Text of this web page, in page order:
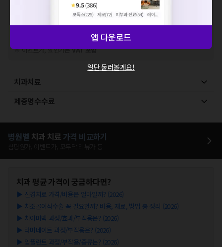
비급여 항목의 경우,추가비용 등으로 실제 가격과 상이할 수 있으니, 정확
한 가격은 해당 의료기관에 직접 문의해주세요.
※급여 항목의 경우,건강보험심사평가원에 고지되어 있는 급여 진료 기준 가
격입니다. (진료와 연관된 복합적인 비용이 추가되어, 병원마다 금액이 다르게
산정될 수 있는 점 참고 바랍니다.)
※ 이벤트가, 할인가는VAT 포함
치과치료
제증명수수료
병원별 치과 치료 가격 비교하기
치과 평균 가격이 궁금하다면?
▶ 신경치료 가격/비용은 얼마일까? (2026)
▶ 치조골이식수술 꼭 필요할까? 비용, 재료, 방법 총 정리 (2026)
▶ 치아미백 과정/효과/부작용은? (2026)
▶ 라미네이트 과정/부작용은? (2026)
▶ 임플란트 과정/부작용/종류는? (2026)
앱 다운로드
일단 둘러볼게요!